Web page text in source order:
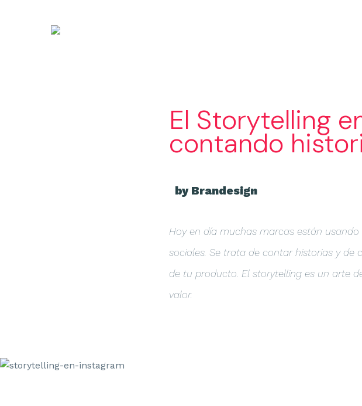
El Storytelling
contando
by Brandesign
Hoy en día muchas marcas están
sociales. Se trata de contar historias y de
de tu producto. El storytelling es un arte
valor.